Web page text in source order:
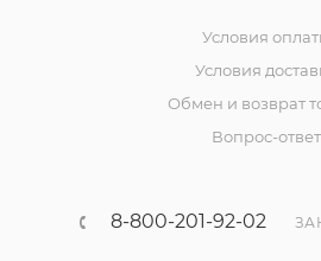
Условия
Условия
Обмен и возврат
Вопрос-ответ
8-800-201-92-02